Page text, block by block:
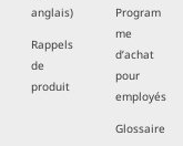
anglais)
Rappels
de
produit
Program
me
d’achat
pour
employés
Glossaire